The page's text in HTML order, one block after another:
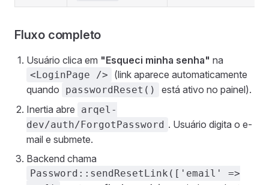
Fluxo completo
Usuário clica em "Esqueci minha senha" na
<LoginPage />
(link aparece automaticamente
quando
passwordReset()
está ativo no painel).
Inertia abre
arqel-
dev/auth/ForgotPassword . Usuário digita o e-
mail e submete.
Backend chama
Password::sendResetLink(['email' =>